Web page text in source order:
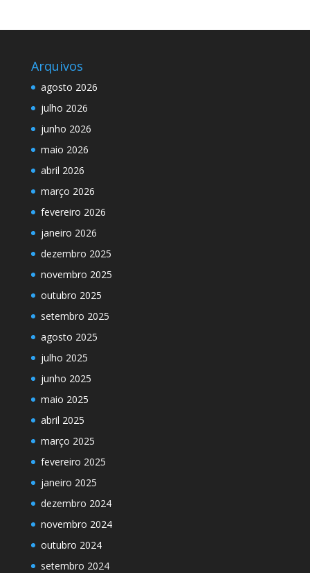
Arquivos
agosto 2026
julho 2026
junho 2026
maio 2026
abril 2026
março 2026
fevereiro 2026
janeiro 2026
dezembro 2025
novembro 2025
outubro 2025
setembro 2025
agosto 2025
julho 2025
junho 2025
maio 2025
abril 2025
março 2025
fevereiro 2025
janeiro 2025
dezembro 2024
novembro 2024
outubro 2024
setembro 2024